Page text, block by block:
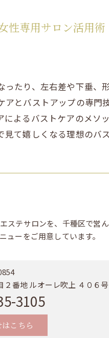
性専用サロン活用術
たり、左右差や下垂、
とバストアップの専門
よるバストケアのメソ
て嬉しくなる理想のバ
ステサロンを、千種区で営
ーをご用意しています。
番地 ルオーレ吹上 ４０６
3105
こちら